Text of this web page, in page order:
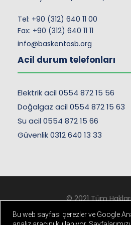
Tel: +90 (312) 640 11 00
Fax: +90 (312) 640 11 11
info@baskentosb.org
Acil durum telefonları
Elektrik acil 0554 872 15 56
Doğalgaz acil 0554 872 15 63
Su acil 0554 872 15 66
Güvenlik 0312 640 13 33
© 2021 Tüm Hakları
Kişisel Verilerin Korunması
-
Bu web sayfası çerezler ve Google